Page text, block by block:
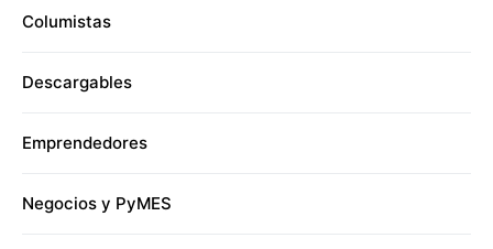
Columistas
Descargables
Emprendedores
Negocios y PyMES